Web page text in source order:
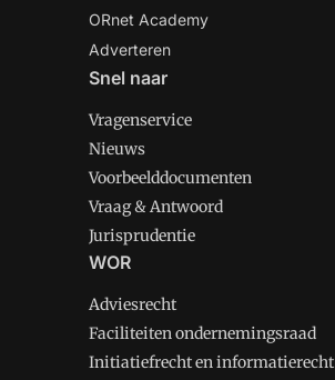
ORnet Academy
Adverteren
Snel naar
Vragenservice
Nieuws
Voorbeelddocumenten
Vraag & Antwoord
Jurisprudentie
WOR
Adviesrecht
Faciliteiten ondernemingsraad
Initiatiefrecht en informatierecht